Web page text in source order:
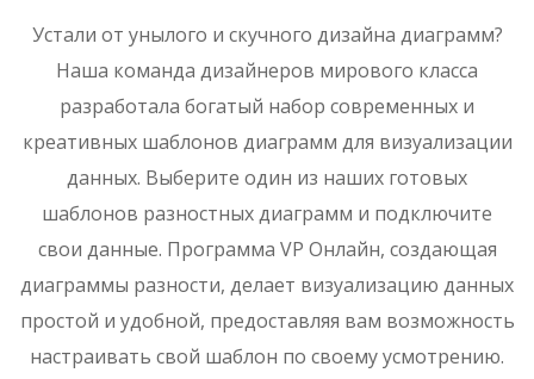
Устали от унылого и скучного дизайна диаграмм?
Наша команда дизайнеров мирового класса
разработала богатый набор современных и
креативных шаблонов диаграмм для визуализации
данных. Выберите один из наших готовых
шаблонов разностных диаграмм и подключите
свои данные. Программа VP Онлайн, создающая
диаграммы разности, делает визуализацию данных
простой и удобной, предоставляя вам возможность
настраивать свой шаблон по своему усмотрению.